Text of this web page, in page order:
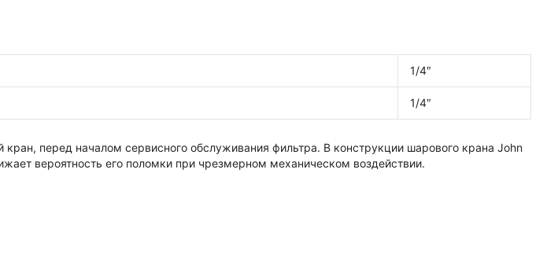
1/4″
1/4″
перед началом сервисного обслуживания фильтра. В конструкции шарового крана John
вероятность его поломки при чрезмерном механическом воздействии.